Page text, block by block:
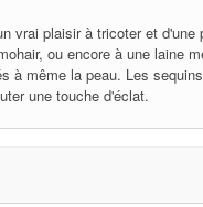
vrai plaisir à tricoter et
ou encore à une laine
à même la peau. Les
une touche d'éclat.